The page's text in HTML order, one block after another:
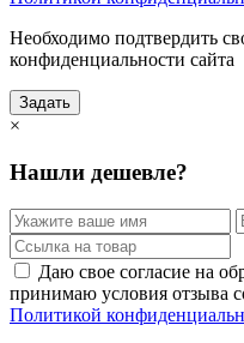
Необходимо подтвердить
конфиденциальности сайта
Задать
×
Нашли дешевле?
Даю свое согласие на
принимаю условия отзыва
Политикой